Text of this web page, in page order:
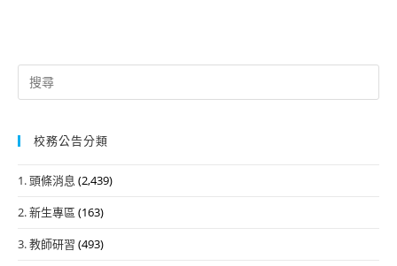
Search
for:
校務公告分類
1. 頭條消息 (2,439)
2. 新生專區 (163)
3. 教師研習 (493)